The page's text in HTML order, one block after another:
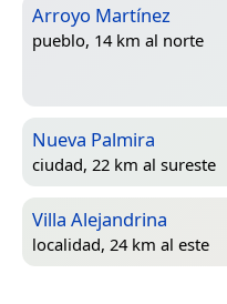
Arroyo Martínez
pueblo, 14 km al norte
Nueva Palmira
ciudad, 22 km al sureste
Villa Alejandrina
localidad, 24 km al este